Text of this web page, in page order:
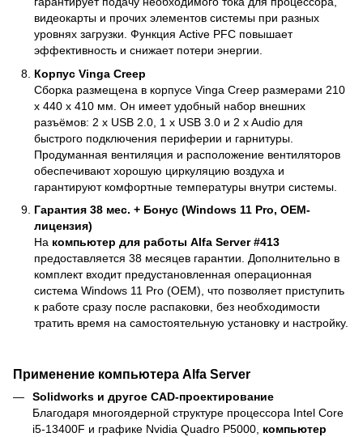
видеокарты и прочих элементов системы при разных
уровнях загрузки. Функция Active PFC повышает
эффективность и снижает потери энергии.
Корпус Vinga Creep
Сборка размещена в корпусе Vinga Creep размерами 210
x 440 x 410 мм. Он имеет удобный набор внешних
разъёмов: 2 x USB 2.0, 1 x USB 3.0 и 2 x Audio для
быстрого подключения периферии и гарнитуры.
Продуманная вентиляция и расположение вентиляторов
обеспечивают хорошую циркуляцию воздуха и
гарантируют комфортные температуры внутри системы.
Гарантия 38 мес. + Бонус (Windows 11 Pro, OEM-
лицензия)
На компьютер для работы Alfa Server #413
предоставляется 38 месяцев гарантии. Дополнительно в
комплект входит предустановленная операционная
система Windows 11 Pro (OEM), что позволяет приступить
к работе сразу после распаковки, без необходимости
тратить время на самостоятельную установку и настройку.
Применение компьютера Alfa Server
Solidworks и другое CAD-проектирование
Благодаря многоядерной структуре процессора Intel Core
i5-13400F и графике Nvidia Quadro P5000, компьютер